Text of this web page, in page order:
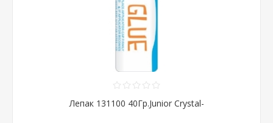
Лепак 131100 40Гр.Junior Crystal-